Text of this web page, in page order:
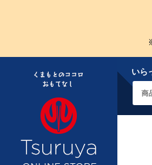
いら